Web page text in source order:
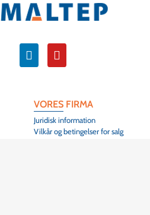
VORES FIRMA
Juridisk information
Vilkår og betingelser for salg